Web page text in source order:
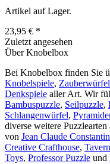
Artikel auf Lager.
23,95 € *
Zuletzt angesehen
Über Knobelbox
Bei Knobelbox finden Sie
Knobelspiele, Zauberwürfel
Denkspiele aller Art. Wir
Bambuspuzzle, Seilpuzzle,
Schlangenwürfel,
diverse weitere
von Jean Claude Constantin
Creative Crafthouse,
Toys, Professor Puzzle und